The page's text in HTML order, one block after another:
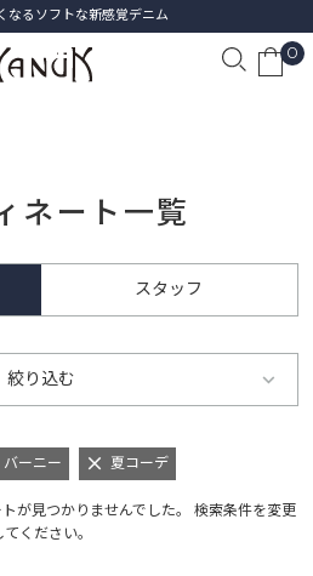
なるソフトな新感覚デニム
0
ネート一覧
スタッフ
絞り込む
ーニー 夏コーデ
が見つかりませんでした。 検索条件を変更
てください。